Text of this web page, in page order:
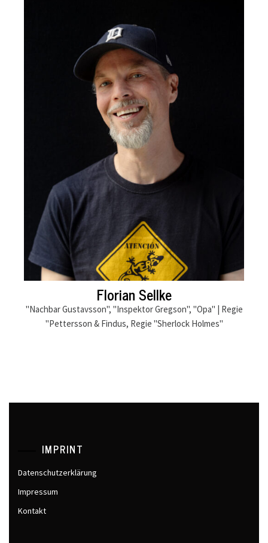
Florian Sellke
"Nachbar Gustavsson", "Inspektor Gregson", "Opa" | Regie
"Pettersson & Findus, Regie "Sherlock Holmes"
IMPRINT
Datenschutzerklärung
Impressum
Kontakt